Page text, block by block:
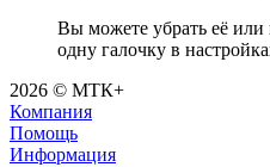
Вы можете убрать её или
одну галочку в
2026 © МТК+
Компания
Помощь
Информация